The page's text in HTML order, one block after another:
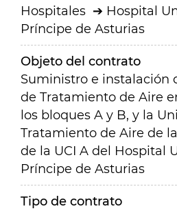
Hospitales
Hospital
Príncipe de Asturias
Objeto del contrato
Suministro e instalación
de Tratamiento de Aire
los bloques A y B, y la
Tratamiento de Aire de
de la UCI A del Hospital
Príncipe de Asturias
Tipo de contrato